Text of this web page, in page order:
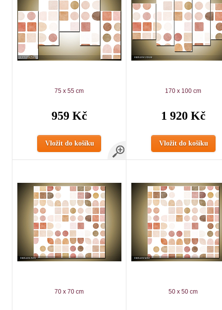
75 x 55 cm
959 Kč
Vložit do košíku
170 x 100 cm
1 920 Kč
Vložit do košíku
70 x 70 cm 50 x 50 cm